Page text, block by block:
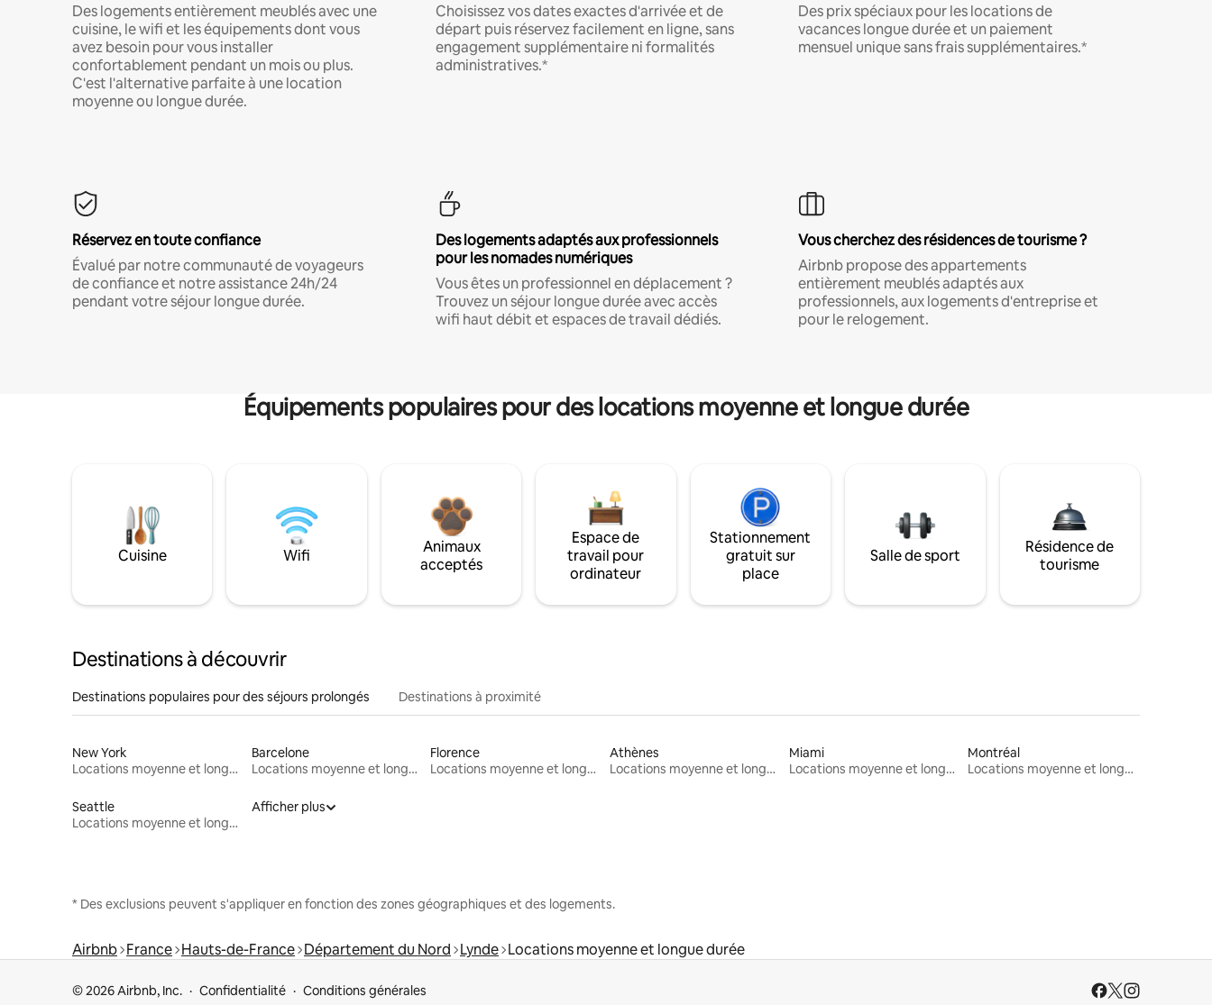
Des logements entièrement meublés avec une
cuisine, le wifi et les équipements dont vous
avez besoin pour vous installer
confortablement pendant un mois ou plus.
C'est l'alternative parfaite à une location
moyenne ou longue durée.
Choisissez vos dates exactes d'arrivée et de
départ puis réservez facilement en ligne, sans
engagement supplémentaire ni formalités
administratives.*
Des prix spéciaux pour les locations de
vacances longue durée et un paiement
mensuel unique sans frais supplémentaires.*
Réservez en toute confiance
Évalué par notre communauté de voyageurs
de confiance et notre assistance 24h/24
pendant votre séjour longue durée.
Des logements adaptés aux professionnels
pour les nomades numériques
Vous êtes un professionnel en déplacement ?
Trouvez un séjour longue durée avec accès
wifi haut débit et espaces de travail dédiés.
Vous cherchez des résidences de tourisme ?
Airbnb propose des appartements
entièrement meublés adaptés aux
professionnels, aux logements d'entreprise et
pour le relogement.
Équipements populaires pour des locations moyenne et longue durée
Cuisine Wifi
Animaux
acceptés
Espace de
travail pour
ordinateur
Stationnement
gratuit sur
place
Salle de sport
Résidence de
tourisme
Destinations à découvrir
Destinations populaires pour des séjours prolongés Destinations à proximité
New York
Locations moyenne et longue durée
Barcelone
Locations moyenne et longue durée
Florence
Locations moyenne et longue durée
Athènes
Locations moyenne et longue durée
Miami
Locations moyenne et longue durée
Montréal
Locations moyenne et longue durée
Seattle
Locations moyenne et longue durée
Afficher plus
* Des exclusions peuvent s'appliquer en fonction des zones géographiques et des logements.
Airbnb France Hauts-de-France Département du Nord Lynde Locations moyenne et longue durée
© 2026 Airbnb, Inc. Confidentialité Conditions générales